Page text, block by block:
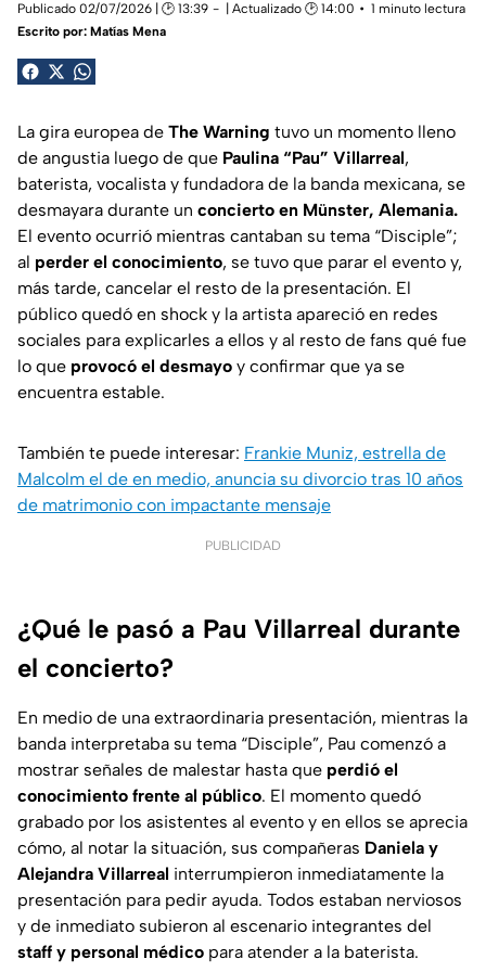
Publicado 02/07/2026 | 🕑 13:39 | Actualizado 🕑 14:00
1 minuto lectura
Escrito por: Matías Mena
La gira europea de The Warning tuvo un momento lleno
de angustia luego de que Paulina “Pau” Villarreal,
baterista, vocalista y fundadora de la banda mexicana, se
desmayara durante un concierto en Münster, Alemania.
El evento ocurrió mientras cantaban su tema “Disciple”;
al perder el conocimiento, se tuvo que parar el evento y,
más tarde, cancelar el resto de la presentación. El
público quedó en shock y la artista apareció en redes
sociales para explicarles a ellos y al resto de fans qué fue
lo que provocó el desmayo y confirmar que ya se
encuentra estable.
También te puede interesar: Frankie Muniz, estrella de
Malcolm el de en medio, anuncia su divorcio tras 10 años
de matrimonio con impactante mensaje
PUBLICIDAD
¿Qué le pasó a Pau Villarreal durante
el concierto?
En medio de una extraordinaria presentación, mientras la
banda interpretaba su tema “Disciple”, Pau comenzó a
mostrar señales de malestar hasta que perdió el
conocimiento frente al público. El momento quedó
grabado por los asistentes al evento y en ellos se aprecia
cómo, al notar la situación, sus compañeras Daniela y
Alejandra Villarreal interrumpieron inmediatamente la
presentación para pedir ayuda. Todos estaban nerviosos
y de inmediato subieron al escenario integrantes del
staff y personal médico para atender a la baterista.